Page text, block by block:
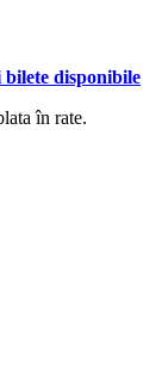
bilete disponibile
în rate.